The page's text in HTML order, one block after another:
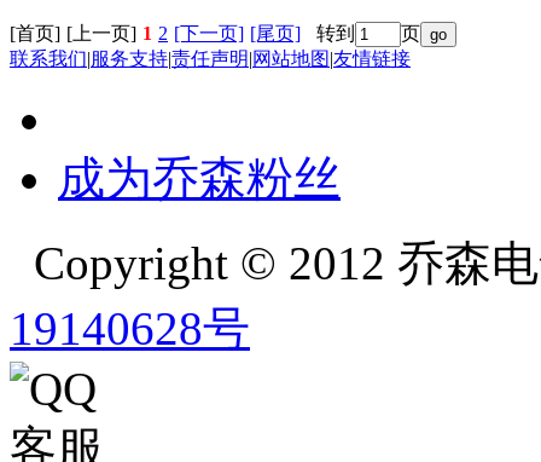
[首页] [上一页] 1 2 [下一页] [尾页] 转到
页
联系我们|服务支持|责任声明|网站地图|友情链接
成为乔森粉丝
Copyright © 2012 乔
19140628号